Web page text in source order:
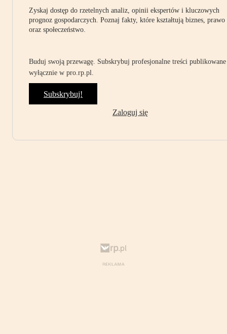
Zyskaj dostęp do rzetelnych analiz, opinii ekspertów i kluczowych
prognoz gospodarczych. Poznaj fakty, które kształtują biznes, prawo
oraz społeczeństwo.
Buduj swoją przewagę. Subskrybuj profesjonalne treści publikowane
wyłącznie w pro.rp.pl.
Subskrybuj!
Zaloguj się